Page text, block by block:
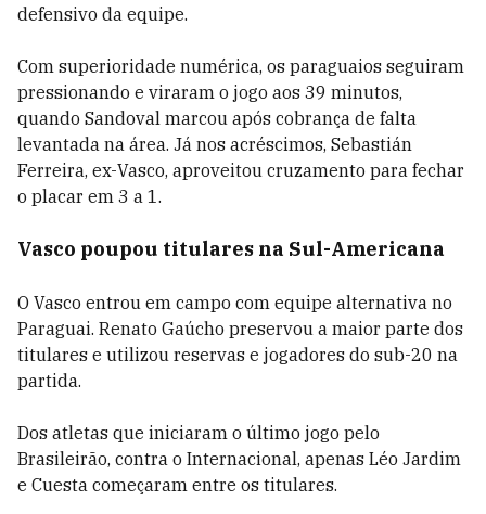
defensivo da equipe.
Com superioridade numérica, os paraguaios seguiram
pressionando e viraram o jogo aos 39 minutos,
quando Sandoval marcou após cobrança de falta
levantada na área. Já nos acréscimos, Sebastián
Ferreira, ex-Vasco, aproveitou cruzamento para fechar
o placar em 3 a 1.
Vasco poupou titulares na Sul-Americana
O Vasco entrou em campo com equipe alternativa no
Paraguai. Renato Gaúcho preservou a maior parte dos
titulares e utilizou reservas e jogadores do sub-20 na
partida.
Dos atletas que iniciaram o último jogo pelo
Brasileirão, contra o Internacional, apenas Léo Jardim
e Cuesta começaram entre os titulares.